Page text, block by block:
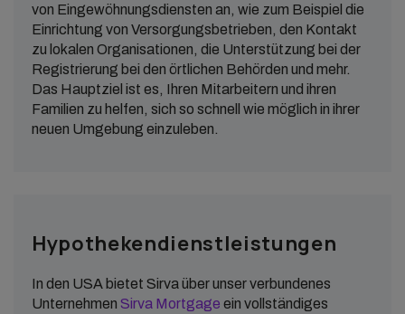
von Eingewöhnungsdiensten an, wie zum Beispiel die
Einrichtung von Versorgungsbetrieben, den Kontakt
zu lokalen Organisationen, die Unterstützung bei der
Registrierung bei den örtlichen Behörden und mehr.
Das Hauptziel ist es, Ihren Mitarbeitern und ihren
Familien zu helfen, sich so schnell wie möglich in ihrer
neuen Umgebung einzuleben.
Hypothekendienstleistungen
In den USA bietet Sirva über unser verbundenes
Unternehmen Sirva Mortgage ein vollständiges